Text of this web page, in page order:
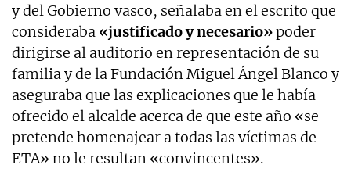
y del Gobierno vasco, señalaba en el escrito que
consideraba «justificado y necesario»poder
dirigirse al auditorio en representación de su
familia y de la Fundación Miguel Ángel Blanco y
aseguraba que las explicaciones que le había
ofrecido el alcalde acerca de que este año «se
pretende homenajear a todas las víctimas de
ETA» no le resultan «convincentes».